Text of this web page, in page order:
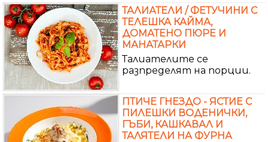
ТАЛИАТЕЛИ / ФЕТУЧИНИ С
ТЕЛЕШКА КАЙМА,
ДОМАТЕНО ПЮРЕ И
МАНАТАРКИ
Талиателите се
разпределят на порции.
ПТИЧЕ ГНЕЗДО - ЯСТИЕ С
ПИЛЕШКИ ВОДЕНИЧКИ,
ГЪБИ, КАШКАВАЛ И
ТАЛЯТЕЛИ НА ФУРНА